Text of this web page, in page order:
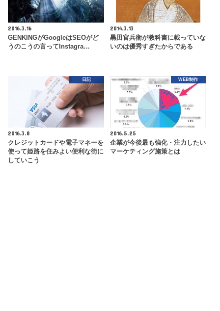
2016.3.16
GENKINGがGoogleはSEOがど
うのこうの言ってInstagra…
2014.3.13
黒田官兵衛が教科書に載っていな
いのは優秀すぎたからである
日記
2016.3.8
クレジットカードや電子マネーを
使って姫路を住みよい便利な街に
していこう
WEB制作
2016.5.25
企業が今後最も強化・注力したい
マーケティング施策とは